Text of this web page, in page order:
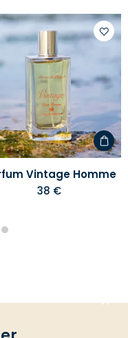
votre
Vintage Homme
38 €